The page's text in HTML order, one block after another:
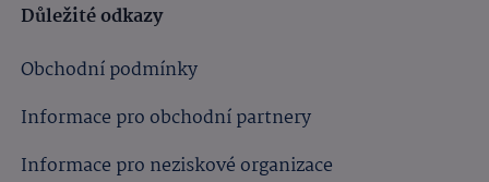
Důležité odkazy
Obchodní podmínky
Informace pro obchodní partnery
Informace pro neziskové organizace